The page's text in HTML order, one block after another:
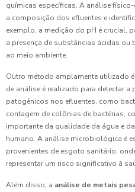
químicas específicas. A análise
a composição dos efluentes e
exemplo, a medição do pH é crucial,
a presença de substâncias ácidas ou
ao meio ambiente.
Outro método amplamente utilizado é
de análise é realizado para detectar
patogênicos nos efluentes, como
contagem de colônias de bactérias,
importante da qualidade da água e
humano. A análise microbiológica é
provenientes de esgoto sanitário,
representar um risco significativo à
Além disso, a análise de metais